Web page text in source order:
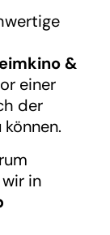
&
einer
der
in